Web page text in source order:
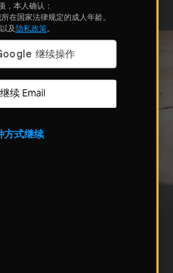
，本人确认：
在国家法律规定的成人年龄。
以及隐私政策。
继续 Email
方式继续